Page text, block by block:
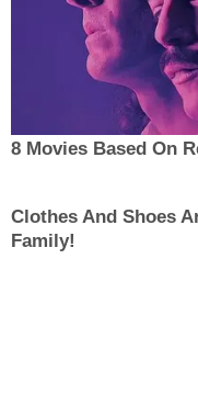
8 Movies Based On
Clothes And Shoes
Family!